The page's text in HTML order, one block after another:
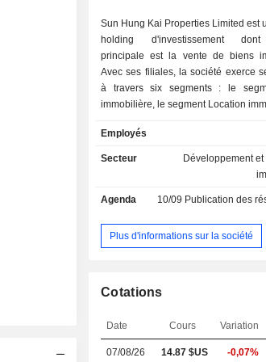
Sun Hung Kai Properties Limited est
holding d'investissement
principale est la vente de biens
Avec ses filiales, la société exerce
à travers six segments : le
immobilière, le segment Location
Exploitation hôtelière, le segment
de transport et logistique, et le
activités. Les segments de la
Chine continentale et à Singapour.
fourniture de services de
ainsi que dans les centres de
logistique est actif dans
activités portuaires, le transport
logistique, ainsi que dans
Employés
Secteur
Développement
Agenda 10/09 Publication des résultats -
Plus d'informations sur la société
Cotations
Date Cours Variation
07/08/26 14.87 $US -0,07%